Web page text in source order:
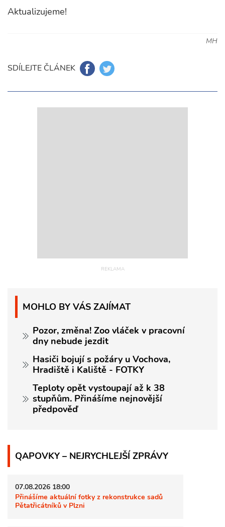
Aktualizujeme!
MH
SDÍLEJTE ČLÁNEK
MOHLO BY VÁS ZAJÍMAT
Pozor, změna! Zoo vláček v pracovní
dny nebude jezdit
Hasiči bojují s požáry u Vochova,
Hradiště i Kaliště - FOTKY
Teploty opět vystoupají až k 38
stupňům. Přinášíme nejnovější
předpověď
QAPOVKY – NEJRYCHLEJŠÍ ZPRÁVY
07.08.2026 18:00
Přinášíme aktuální fotky z rekonstrukce sadů
Pětatřicátníků v Plzni